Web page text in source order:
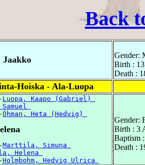
Back
Jaakko
Gender:
Birth :
Death :
Hoiska - Ala-Luopa
Luopa, Kaapo (Gabriel)
Öhman, Heta (Hedvig)
Marttila, Simuna
Helena
Holmbohm, Hedvig Ulrica
Gender:
Birth : 3
Baptism
Death :